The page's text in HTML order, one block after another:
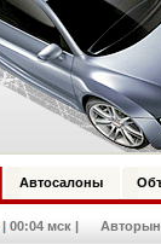
Автосалоны
| 00:04 мск |